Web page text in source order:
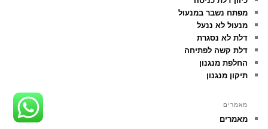
מפתח נשבר במנעול
מנעול לא ננעל
דלת לא נסגרת
דלת קשה לפתיחה
החלפת מנגנון
תיקון מנגנון
מאמרים
מאמרים